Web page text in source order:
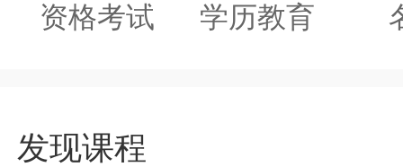
资格考试 学历教育
发现课程